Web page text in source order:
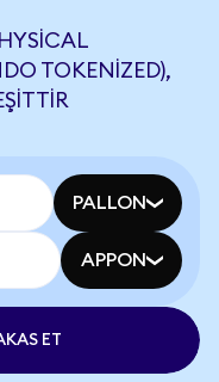
TOKENIZED),
PALLON
APPON
ET